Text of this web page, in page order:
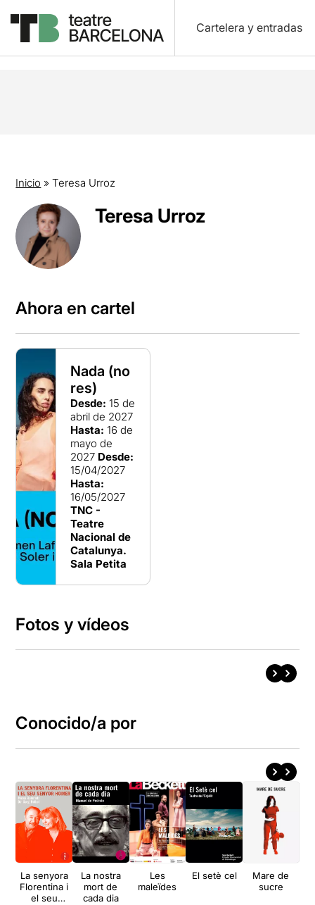
Cartelera y entradas
Inicio »Teresa Urroz
Teresa Urroz
Ahora en cartel
Nada (no
res)
Desde: 15 de
abril de 2027
Hasta: 16 de
mayo de
2027 Desde:
15/04/2027
Hasta:
16/05/2027
TNC -
Teatre
Nacional de
Catalunya.
Sala Petita
Fotos y vídeos
Conocido/a por
La senyora
Florentina i
el seu
La nostra
mort de
cada dia
Les
maleïdes
El setè cel
Mare de
sucre